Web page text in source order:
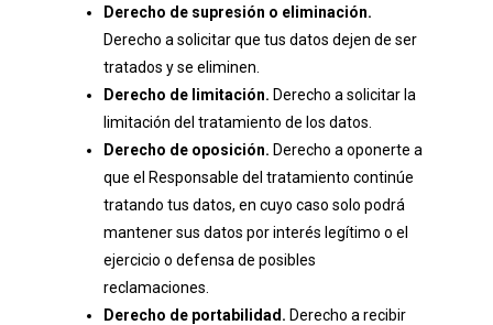
Derecho de supresión o eliminación.
Derecho a solicitar que tus datos dejen de ser
tratados y se eliminen.
Derecho de limitación. Derecho a solicitar la
limitación del tratamiento de los datos.
Derecho de oposición. Derecho a oponerte a
que el Responsable del tratamiento continúe
tratando tus datos, en cuyo caso solo podrá
mantener sus datos por interés legítimo o el
ejercicio o defensa de posibles
reclamaciones.
Derecho de portabilidad. Derecho a recibir